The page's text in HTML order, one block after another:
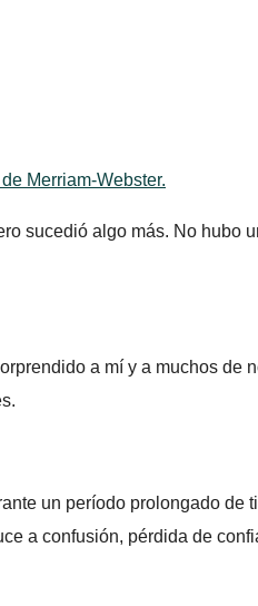
Merriam-Webster.
sucedió algo más. No hubo
a mí y a muchos de
un período prolongado de
a confusión, pérdida de